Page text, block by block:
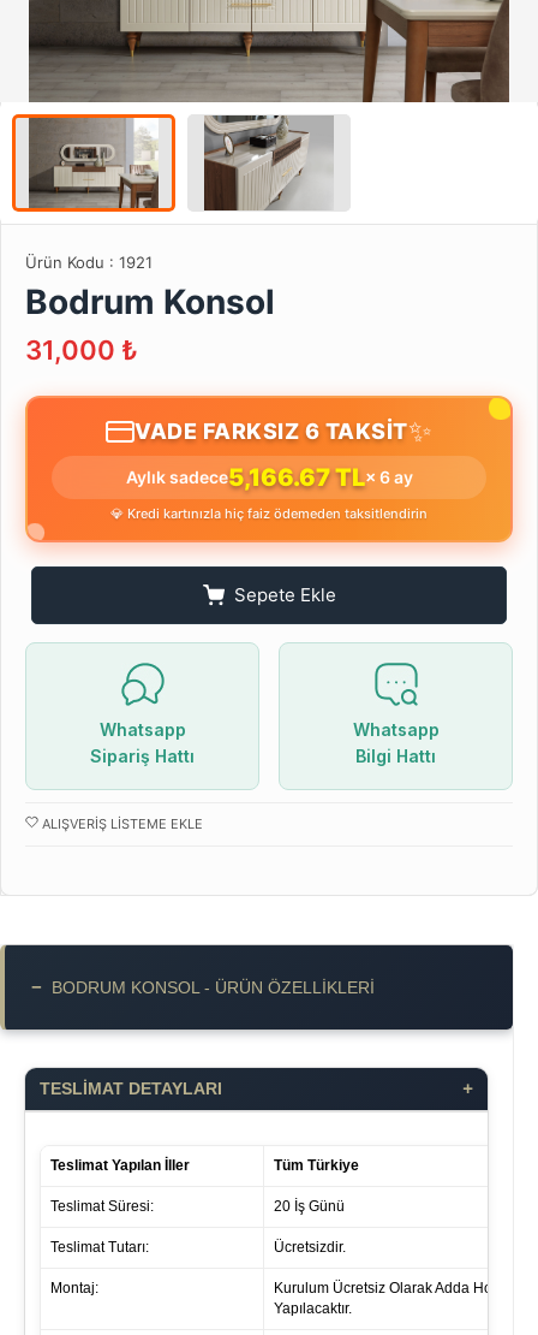
Ürün Kodu : 1921
Bodrum Konsol
31,000 ₺
VADE FARKSIZ 6 TAKSİT✨
Aylık sadece5,166.67 TL× 6 ay
💎 Kredi kartınızla hiç faiz ödemeden taksitlendirin
Sepete Ekle
Whatsapp
Sipariş Hattı
Whatsapp
Bilgi Hattı
ALIŞVERIŞ LISTEME EKLE
− BODRUM KONSOL - ÜRÜN ÖZELLIKLERI
TESLİMAT DETAYLARI +
Teslimat Yapılan İller Tüm Türkiye
Teslimat Süresi: 20 İş Günü
Teslimat Tutarı: Ücretsizdir.
Montaj:
Kurulum Ücretsiz Olarak Adda Home
Yapılacaktır.